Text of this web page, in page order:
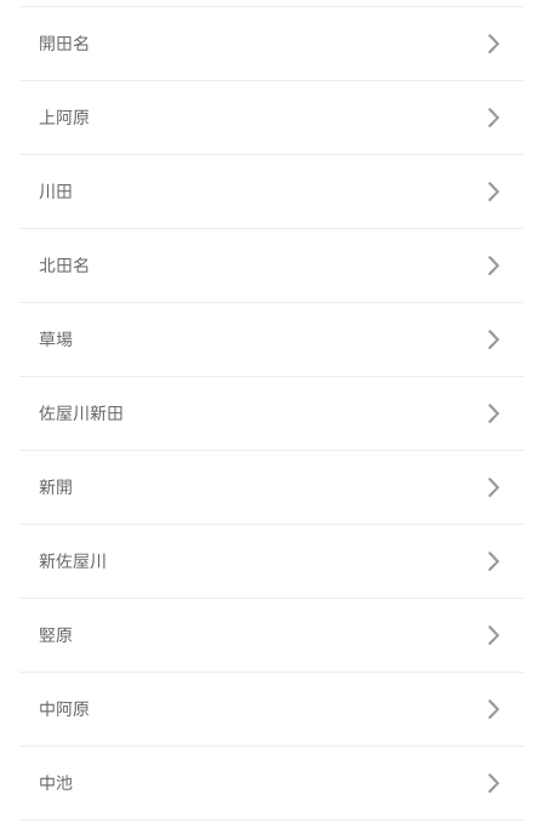
開田名
上阿原
川田
北田名
草場
佐屋川新田
新開
新佐屋川
竪原
中阿原
中池